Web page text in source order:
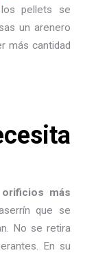
pellets se
un arenero
más cantidad
más
que se
No se retira
En su